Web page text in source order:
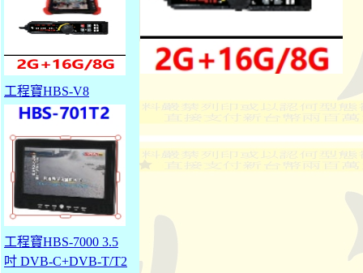
工程寶HBS-V8
工程寶HBS-7000 3.5
吋 DVB-C+DVB-T/T2